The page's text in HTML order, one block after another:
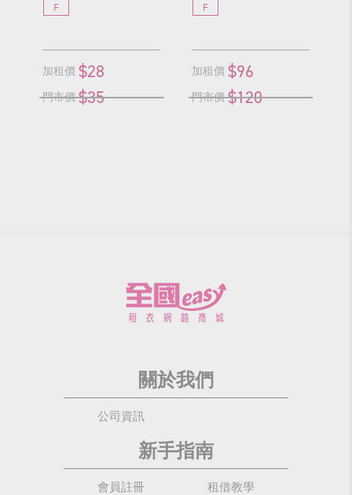
F
加租價 $28
門市價 $35
F
加租價 $96
門市價 $120
關於我們
公司資訊
新手指南
會員註冊 租借教學